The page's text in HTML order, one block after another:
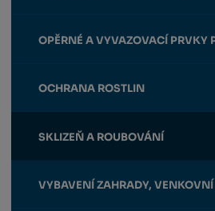
OPĚRNÉ A VYVAZOVACÍ PRVKY
OCHRANA ROSTLIN
SKLIZEŇ A ROUBOVÁNÍ
VYBAVENÍ ZAHRADY, VENKOVNÍ